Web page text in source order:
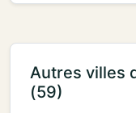
Autres villes
(59)